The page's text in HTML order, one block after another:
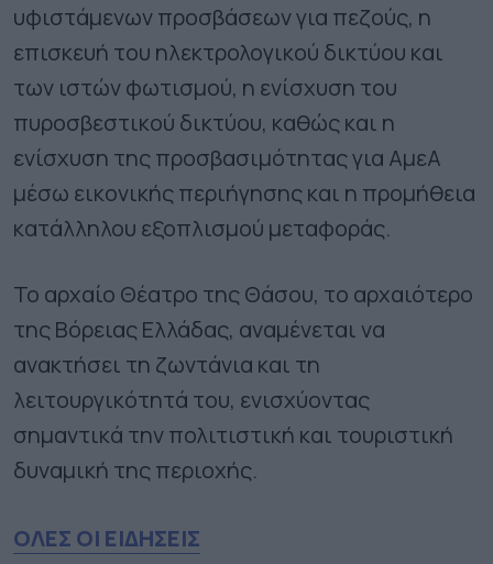
υφιστάμενων προσβάσεων για πεζούς, η
επισκευή του ηλεκτρολογικού δικτύου και
των ιστών φωτισμού, η ενίσχυση του
πυροσβεστικού δικτύου, καθώς και η
ενίσχυση της προσβασιμότητας για ΑμεΑ
μέσω εικονικής περιήγησης και η προμήθεια
κατάλληλου εξοπλισμού μεταφοράς.
Το αρχαίο Θέατρο της Θάσου, το αρχαιότερο
της Βόρειας Ελλάδας, αναμένεται να
ανακτήσει τη ζωντάνια και τη
λειτουργικότητά του, ενισχύοντας
σημαντικά την πολιτιστική και τουριστική
δυναμική της περιοχής.
ΟΛΕΣ ΟΙ ΕΙΔΗΣΕΙΣ